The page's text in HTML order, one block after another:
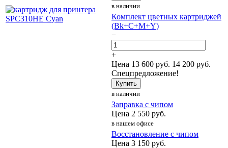
в наличии
Комплект цветных картриджей
(Bk+C+M+Y)
−
+
Цена 13 600 руб. 14 200 руб.
Спецпредложение!
Купить
в наличии
Заправка с чипом
Цена 2 550 руб.
в нашем офисе
Восстановление с чипом
Цена 3 150 руб.